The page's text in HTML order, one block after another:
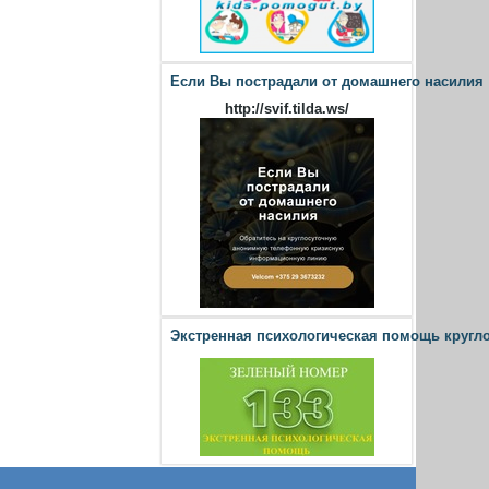
Если Вы пострадали от домашнего насилия
http://svif.tilda.ws/
Экстренная психологическая помощь